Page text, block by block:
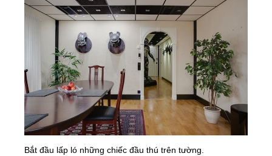
Bắt đầu lấp ló những chiếc đầu thú trên tường.